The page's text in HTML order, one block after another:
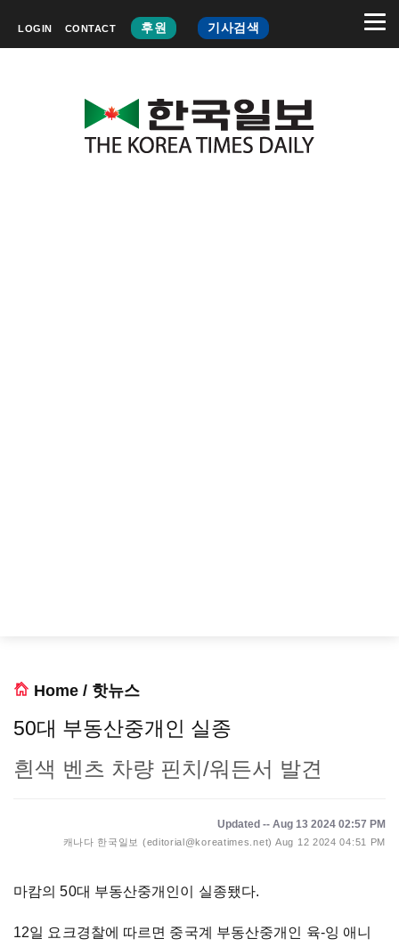
LOGIN CONTACT 후원 기사검색
Home / 핫뉴스
50대 부동산중개인 실종
흰색 벤츠 차량 핀치/워든서 발견
Updated -- Aug 13 2024 02:57 PM
캐나다 한국일보 (editorial@koreatimes.net) Aug 12 2024 04:51 PM
마캄의 50대 부동산중개인이 실종됐다.
12일 요크경찰에 따르면 중국계 부동산중개인 육-잉 애니